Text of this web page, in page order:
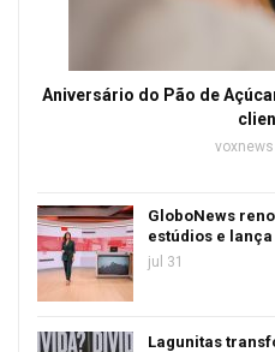
Aniversário do Pão de
voxnews
GloboNews
estúdios e
jul 31
Lagunitas